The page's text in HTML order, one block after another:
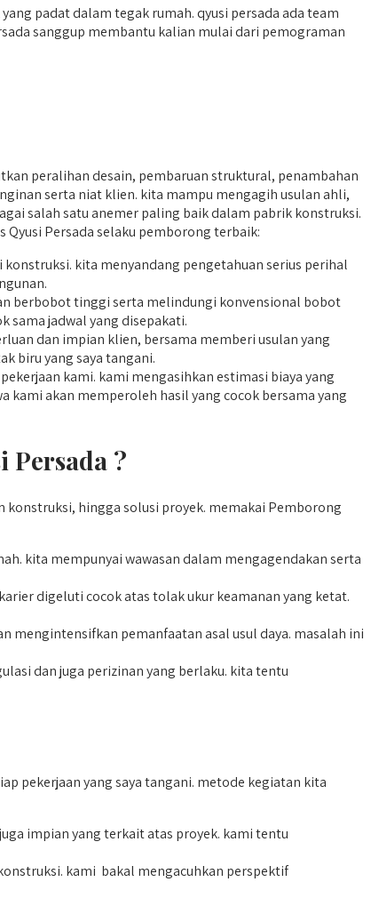
padat dalam tegak rumah. qyusi persada ada team
sanggup membantu kalian mulai dari pemograman
peralihan desain, pembaruan struktural, penambahan
serta niat klien. kita mampu mengagih usulan ahli,
salah satu anemer paling baik dalam pabrik konstruksi.
Persada selaku pemborong terbaik:
kita menyandang pengetahuan serius perihal
berbobot tinggi serta melindungi konvensional bobot
sama jadwal yang disepakati.
dan impian klien, bersama memberi usulan yang
biru yang saya tangani.
kami. kami mengasihkan estimasi biaya yang
akan memperoleh hasil yang cocok bersama yang
Persada ?
konstruksi, hingga solusi proyek. memakai Pemborong
kita mempunyai wawasan dalam mengagendakan serta
digeluti cocok atas tolak ukur keamanan yang ketat.
mengintensifkan pemanfaatan asal usul daya. masalah ini
dan juga perizinan yang berlaku. kita tentu
pekerjaan yang saya tangani. metode kegiatan kita
impian yang terkait atas proyek. kami tentu
kami bakal mengacuhkan perspektif